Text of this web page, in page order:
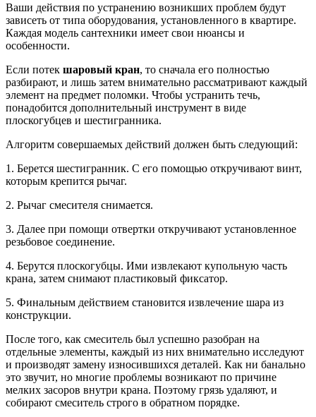
Ваши действия по устранению возникших проблем будут
зависеть от типа оборудования, установленного в квартире.
Каждая модель сантехники имеет свои нюансы и
особенности.
Если потек шаровый кран, то сначала его полностью
разбирают, и лишь затем внимательно рассматривают каждый
элемент на предмет поломки. Чтобы устранить течь,
понадобится дополнительный инструмент в виде
плоскогубцев и шестигранника.
Алгоритм совершаемых действий должен быть следующий:
1. Берется шестигранник. С его помощью откручивают винт,
которым крепится рычаг.
2. Рычаг смесителя снимается.
3. Далее при помощи отвертки откручивают установленное
резьбовое соединение.
4. Берутся плоскогубцы. Ими извлекают купольную часть
крана, затем снимают пластиковый фиксатор.
5. Финальным действием становится извлечение шара из
конструкции.
После того, как смеситель был успешно разобран на
отдельные элементы, каждый из них внимательно исследуют
и производят замену износившихся деталей. Как ни банально
это звучит, но многие проблемы возникают по причине
мелких засоров внутри крана. Поэтому грязь удаляют, и
собирают смеситель строго в обратном порядке.